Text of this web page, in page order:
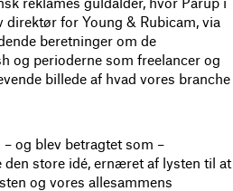
direktør for Young & Rubicam, via
beretninger om de
og perioderne som freelancer og
billede af hvad vores branche
og blev betragtet som –
den store idé, ernæret af lysten til at
og vores allesammens